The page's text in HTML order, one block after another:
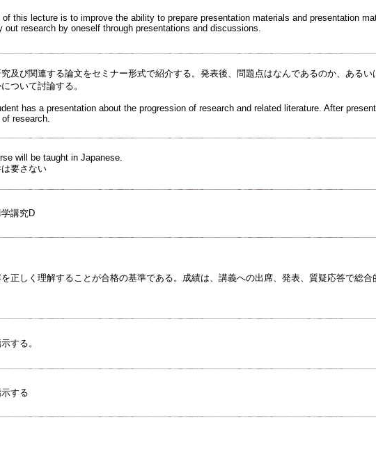
of this lecture is to improve the ability to prepare presentation materials and presentation
out research by oneself through presentations and discussions.
及び関連する論文をセミナー形式で紹介する。発表後、問題点はなんであるのか、ある
ついて討論する。
has a presentation about the progression of research and related literature. After
research.
will be taught in Japanese.
要さない
講究D
正しく理解することが合格の基準である。成績は、講義への出席、発表、質疑応答で総合
する。
する